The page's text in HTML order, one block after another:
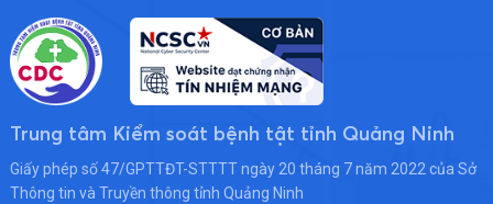
Trung tâm Kiểm soát bệnh tật tỉnh Quảng Ninh
Giấy phép số 47/GPTTĐT-STTTT ngày 20 tháng 7 năm 2022 của Sở
Thông tin và Truyền thông tỉnh Quảng Ninh